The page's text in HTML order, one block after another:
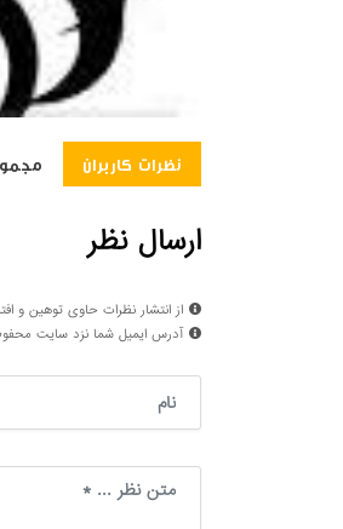
نظرات کاربران
ارسال نظر
از انتشار نظرات حاوی توهین و
آدرس ایمیل شما نزد سایت